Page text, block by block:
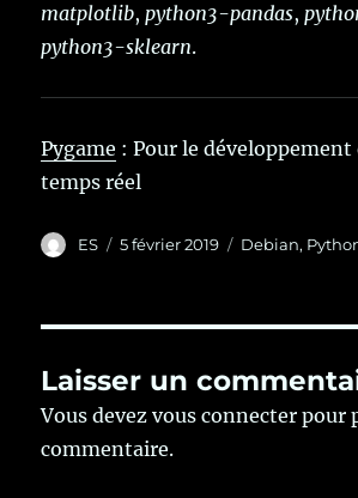
matplotlib,python3-pandas,
python3-sklearn.
Pygame : Pour le développement
temps réel
Auteur
ES
Publié
5 février 2019 Catégories
Debian,
Laisser un
Vous devezvous connecter pour
commentaire.